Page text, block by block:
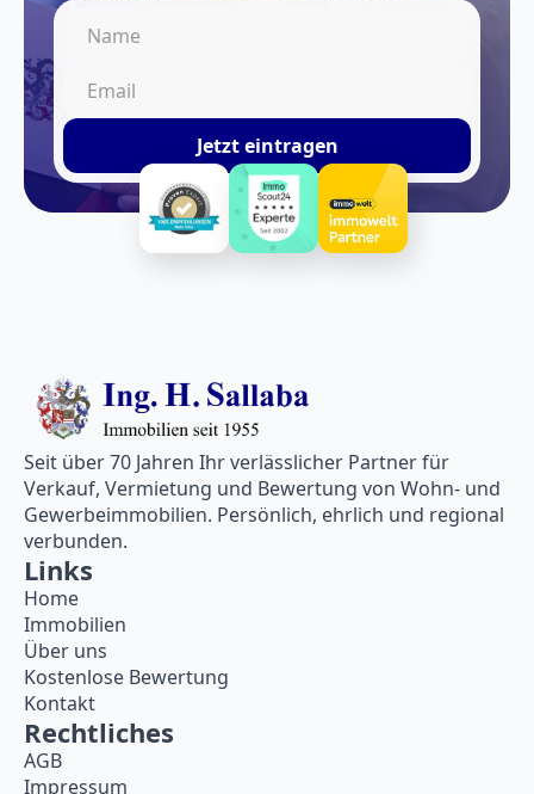
Jetzt eintragen
Seit über 70 Jahren Ihr verlässlicher Partner für
Verkauf, Vermietung und Bewertung von Wohn- und
Gewerbeimmobilien. Persönlich, ehrlich und regional
verbunden.
Links
Home
Immobilien
Über uns
Kostenlose Bewertung
Kontakt
Rechtliches
AGB
Impressum